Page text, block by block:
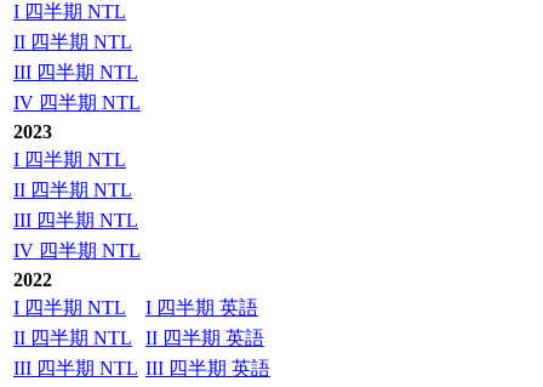
I 四半期 NTL
II 四半期 NTL
III 四半期 NTL
IV 四半期 NTL
2023
I 四半期 NTL
II 四半期 NTL
III 四半期 NTL
IV 四半期 NTL
2022
I 四半期 NTL
I 四半期 英語
II 四半期 NTL
II 四半期 英語
III 四半期 NTL III 四半期 英語